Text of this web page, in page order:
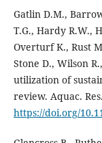
Gatlin D.M.,
T.G., Hardy R.W.,
Overturf K., Rust
Stone D., Wilson
utilization of
review. Aquac.
https://doi.org/